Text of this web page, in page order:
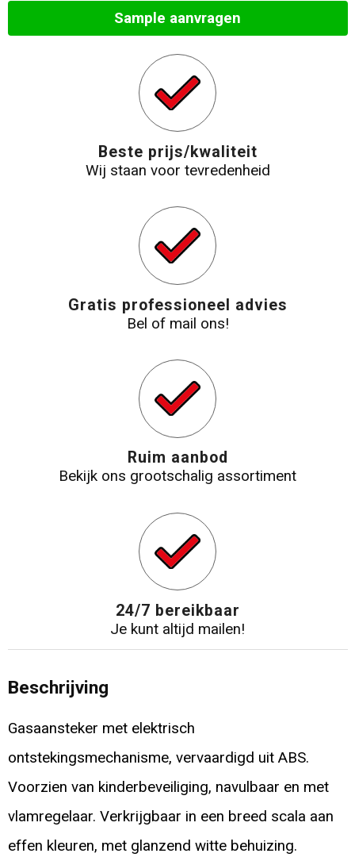
Laptop hoezen en tassen
Sample aanvragen
Beste prijs/kwaliteit
Wij staan voor tevredenheid
Gratis professioneel advies
Bel of mail ons!
Ruim aanbod
Bekijk ons grootschalig assortiment
24/7 bereikbaar
Je kunt altijd mailen!
Beschrijving
Gasaansteker met elektrisch
ontstekingsmechanisme, vervaardigd uit ABS.
Voorzien van kinderbeveiliging, navulbaar en met
vlamregelaar. Verkrijgbaar in een breed scala aan
effen kleuren, met glanzend witte behuizing.